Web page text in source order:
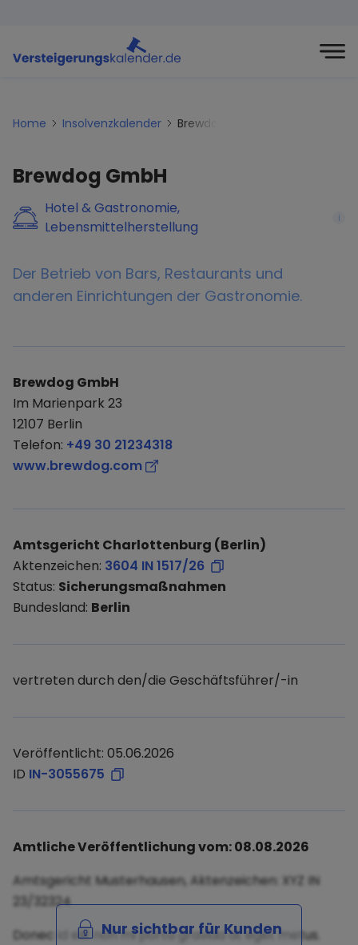
Home Insolvenzkalender Brewdog-gmbh
Brewdog GmbH
Hotel & Gastronomie,
Lebensmittelherstellung
i
Der Betrieb von Bars, Restaurants und
anderen Einrichtungen der Gastronomie.
Brewdog GmbH
Im Marienpark 23
12107 Berlin
Telefon: +49 30 21234318
www.brewdog.com
Amtsgericht Charlottenburg (Berlin)
Aktenzeichen: 3604 IN 1517/26
Status: Sicherungsmaßnahmen
Bundesland: Berlin
vertreten durch den/die Geschäftsführer/-in
Veröffentlicht: 05.06.2026
ID IN-3055675
Amtliche Veröffentlichung vom: 08.08.2026
Amtsgericht Musterhausen, Aktenzeichen: XYZ IN
23/32324
Donec id elit non mi porta gravida at eget metus.
Nur sichtbar für Kunden